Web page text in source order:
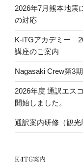
2026年7月熊本地震
の対応
K-iTGアカデミー
講座のご案内
Nagasaki Crew第3
2026年度 通訳エス
開始しました。
通訳案内研修（観
K-ITG案内